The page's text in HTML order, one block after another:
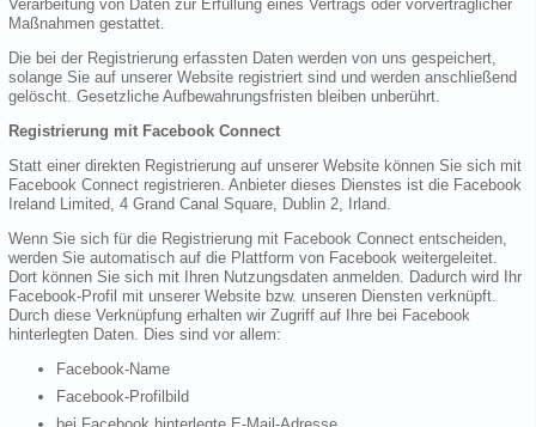
Verarbeitung von Daten zur Erfüllung eines Vertrags oder vorvertraglicher
Maßnahmen gestattet.
Die bei der Registrierung erfassten Daten werden von uns gespeichert,
solange Sie auf unserer Website registriert sind und werden anschließend
gelöscht. Gesetzliche Aufbewahrungsfristen bleiben unberührt.
Registrierung mit Facebook Connect
Statt einer direkten Registrierung auf unserer Website können Sie sich mit
Facebook Connect registrieren. Anbieter dieses Dienstes ist die Facebook
Ireland Limited, 4 Grand Canal Square, Dublin 2, Irland.
Wenn Sie sich für die Registrierung mit Facebook Connect entscheiden,
werden Sie automatisch auf die Plattform von Facebook weitergeleitet.
Dort können Sie sich mit Ihren Nutzungsdaten anmelden. Dadurch wird Ihr
Facebook-Profil mit unserer Website bzw. unseren Diensten verknüpft.
Durch diese Verknüpfung erhalten wir Zugriff auf Ihre bei Facebook
hinterlegten Daten. Dies sind vor allem:
Facebook-Name
Facebook-Profilbild